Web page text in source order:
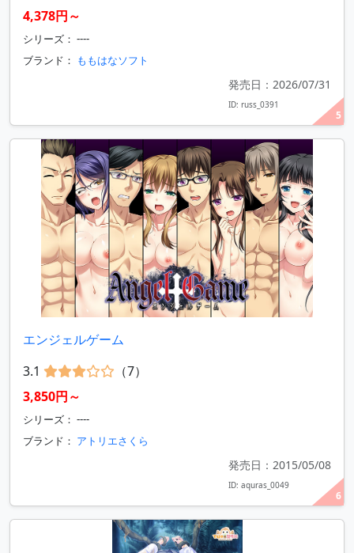
5
4,378円～
シリーズ： ----
ブランド： ももはなソフト
発売日：2026/07/31
ID: russ_0391
6
エンジェルゲーム
3.1
（7）
3,850円～
シリーズ： ----
ブランド： アトリエさくら
発売日：2015/05/08
ID: aquras_0049